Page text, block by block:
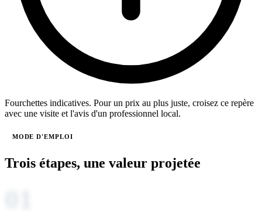
Fourchettes indicatives. Pour un prix au plus juste, croisez ce repère
avec une visite et l'avis d'un professionnel local.
MODE D'EMPLOI
Trois étapes, une valeur projetée